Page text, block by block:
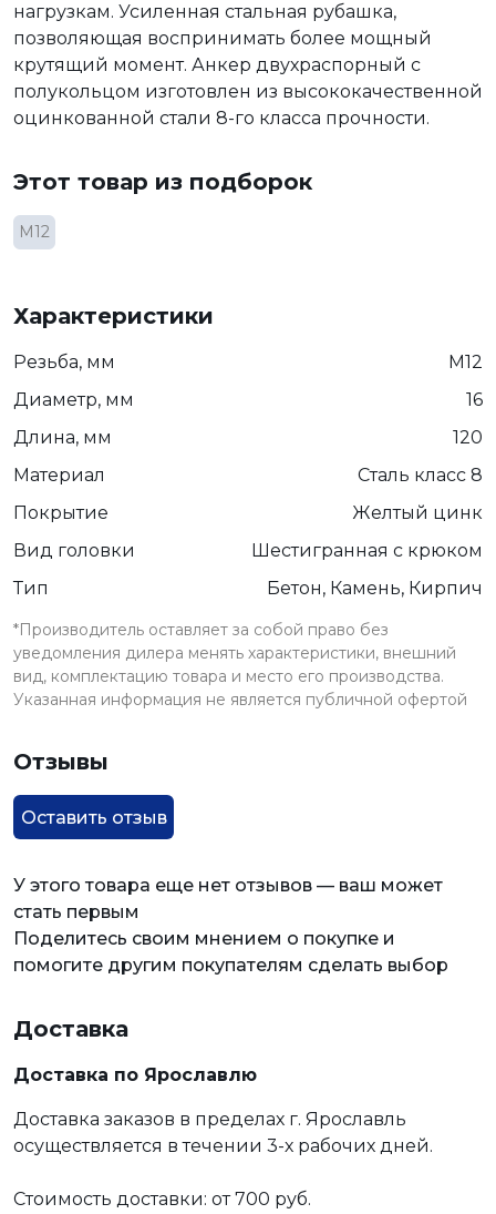
нагрузкам. Усиленная стальная рубашка,
позволяющая воспринимать более мощный
крутящий момент. Анкер двухраспорный с
полукольцом изготовлен из высококачественной
оцинкованной стали 8-го класса прочности.
Этот товар из подборок
М12
Характеристики
Резьба, мм
М12
Диаметр, мм
16
Длина, мм
120
Материал
Сталь класс 8
Покрытие
Желтый цинк
Вид головки
Шестигранная с крюком
Тип
Бетон, Камень, Кирпич
*Производитель оставляет за собой право без
уведомления дилера менять характеристики, внешний
вид, комплектацию товара и место его производства.
Указанная информация не является публичной офертой
Отзывы
Оставить отзыв
У этого товара еще нет отзывов — ваш может
стать первым
Поделитесь своим мнением о покупке и
помогите другим покупателям сделать выбор
Доставка
Доставка по Ярославлю
Доставка заказов в пределах г. Ярославль
осуществляется в течении 3-х рабочих дней.
Стоимость доставки: от 700 руб.